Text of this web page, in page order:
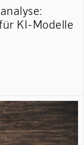
KI-Modelle